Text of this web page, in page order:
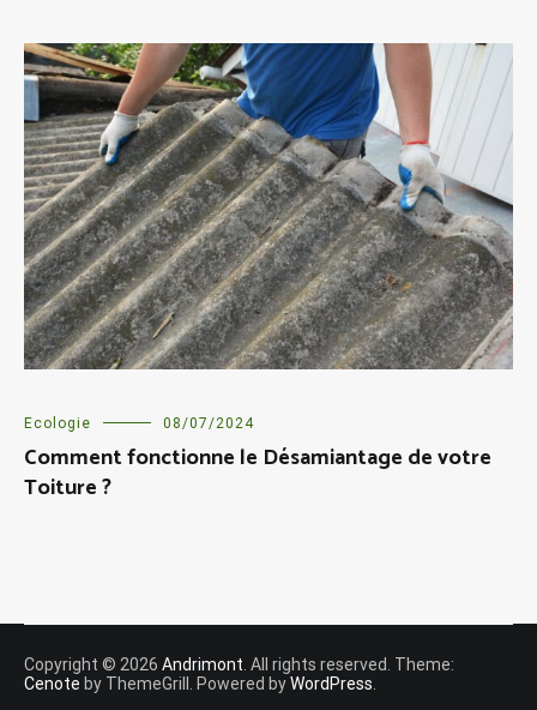
Ecologie 08/07/2024
Comment fonctionne le Désamiantage de votre
Toiture ?
Copyright © 2026 Andrimont . All rights reserved. Theme:
Cenote by ThemeGrill. Powered byWordPress